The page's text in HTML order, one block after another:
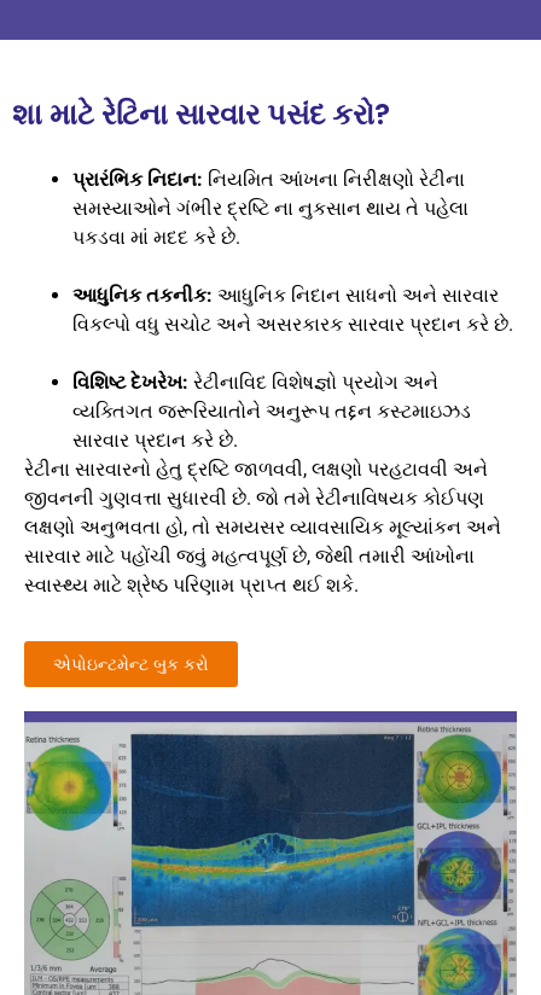
શા માટે રેટિના સારવાર પસંદ કરો?
પ્રારંભિક નિદાન: નિયમિત આંખના નિરીક્ષણો રેટીના
સમસ્યાઓને ગંભીર દ્રષ્ટિ ના નુકસાન થાય તે પહેલા
પકડવા માં મદદ કરે છે.
આધુનિક તકનીક: આધુનિક નિદાન સાધનો અને સારવાર
વિકલ્પો વધુ સચોટ અને અસરકારક સારવાર પ્રદાન કરે છે.
વિશિષ્ટ દેખરેખ: રેટીનાવિદ વિશેષજ્ઞો પ્રયોગ અને
વ્યક્તિગત જરૂરિયાતોને અનુરૂપ તદ્દન કસ્ટમાઇઝડ
સારવાર પ્રદાન કરે છે.
રેટીના સારવારનો હેતુ દ્રષ્ટિ જાળવવી, લક્ષણો પરહટાવવી અને
જીવનની ગુણવત્તા સુધારવી છે. જો તમે રેટીનાવિષયક કોઈપણ
લક્ષણો અનુભવતા હો, તો સમયસર વ્યાવસાયિક મૂલ્યાંકન અને
સારવાર માટે પહોંચી જવું મહત્વપૂર્ણ છે, જેથી તમારી આંખોના
સ્વાસ્થ્ય માટે શ્રેષ્ઠ પરિણામ પ્રાપ્ત થઈ શકે.
એપોઇન્ટમેન્ટ બુક કરો